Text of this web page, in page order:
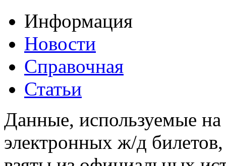
Информация
Новости
Справочная
Статьи
Данные, используемые на
электронных ж/д